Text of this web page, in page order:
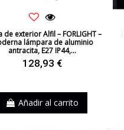
de exterior Alfil – FORLIGHT –
lámpara de aluminio
antracita, E27 IP44,...
128,93 €
Añadir al carrito